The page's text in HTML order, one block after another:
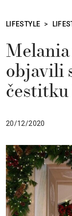
LIFESTYLE >
objavili
čestitku
20/12/2020